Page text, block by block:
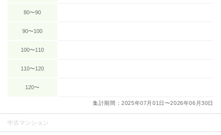
80〜90
90〜100
100〜110
110〜120
120〜
集計期間：2025年07月01日〜2026年06月30日
中古マンション